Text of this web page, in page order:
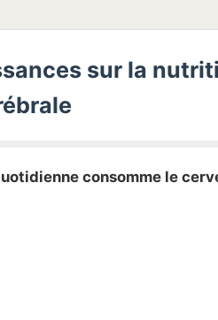
sur la
consomme le